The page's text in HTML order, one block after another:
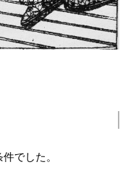
でした。